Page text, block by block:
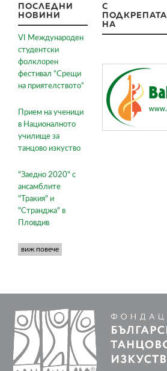
ПОСЛЕДНИ
НОВИНИ
VI Международен
студентски
фолклорен
фестивал “Срещи
на приятелството“
Прием на ученици
в Националното
училище за
танцово изкуство
"Заедно 2020" с
ансамблите
"Тракия" и
"Странджа" в
Пловдив
виж повече
С
ПОДКРЕПАТА
НА